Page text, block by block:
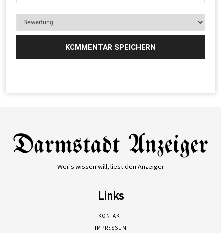
Wer's wissen will, liest den Anzeiger
Links
KONTAKT
IMPRESSUM